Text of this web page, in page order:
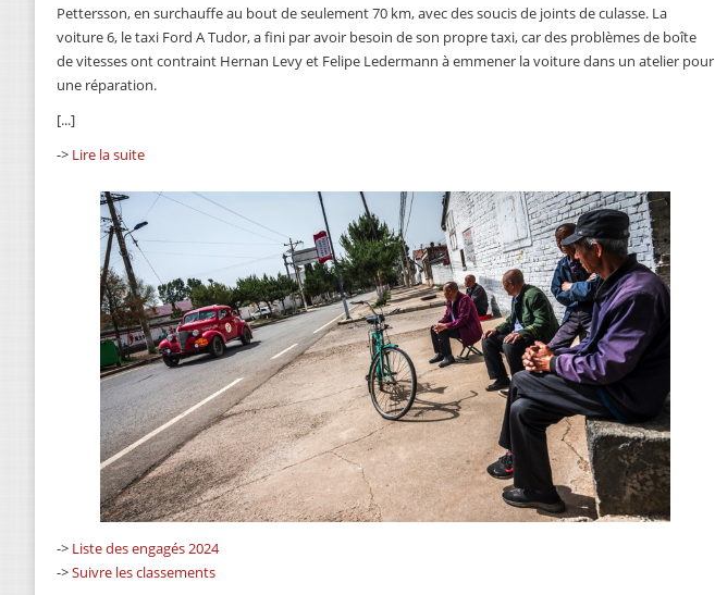
Pettersson, en surchauffe au bout de seulement 70 km, avec des soucis de joints de culasse. La
voiture 6, le taxi Ford A Tudor, a fini par avoir besoin de son propre taxi, car des problèmes de boîte
de vitesses ont contraint Hernan Levy et Felipe Ledermann à emmener la voiture dans un atelier pour
une réparation.
[...]
-> Lire la suite
-> Liste des engagés 2024
->Suivre les classements